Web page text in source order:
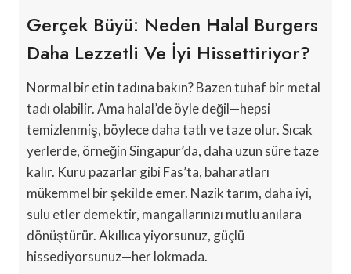
Gerçek Büyü: Neden Halal Burgers
Daha Lezzetli Ve İyi Hissettiriyor?
Normal bir etin tadına bakın? Bazen tuhaf bir metal
tadı olabilir. Ama halal’de öyle değil—hepsi
temizlenmiş, böylece daha tatlı ve taze olur. Sıcak
yerlerde, örneğin Singapur’da, daha uzun süre taze
kalır. Kuru pazarlar gibi Fas’ta, baharatları
mükemmel bir şekilde emer. Nazik tarım, daha iyi,
sulu etler demektir, mangallarınızı mutlu anılara
dönüştürür. Akıllıca yiyorsunuz, güçlü
hissediyorsunuz—her lokmada.